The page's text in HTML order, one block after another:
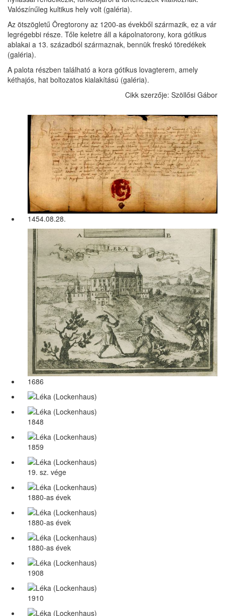
Valószínűleg kultikus hely volt (galéria).
Az ötszögletű Öregtorony az 1200-as évekből származik, ez a vár
legrégebbi része. Tőle keletre áll a kápolnatorony, kora gótikus
ablakai a 13. századból származnak, bennük freskó töredékek
(galéria).
A palota részben található a kora gótikus lovagterem, amely
kéthajós, hat boltozatos kialakítású (galéria).
Cikk szerzője: Szöllősi Gábor
1454.08.28.
1686
1848
1859
19. sz. vége
1880-as évek
1880-as évek
1880-as évek
1908
1910